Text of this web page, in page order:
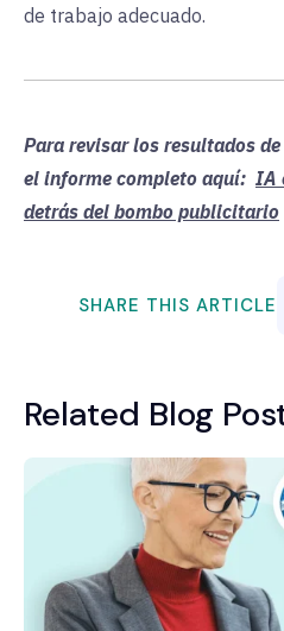
de trabajo adecuado.
Para revisar los resultados
el informe completo aquí: IA
detrás del bombo publicitario
SHARE THIS ARTICLE
Related Blog